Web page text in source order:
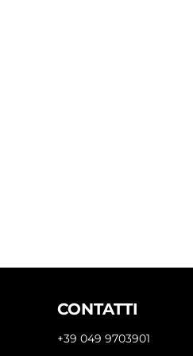
CONTATTI
+39 049 9703901